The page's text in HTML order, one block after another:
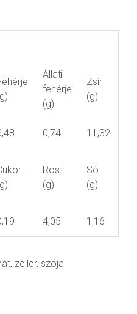
Állati
fehérje
(g)
Zsír
(g)
0,74 11,32
Rost
(g)
Só
(g)
4,05 1,16
zeller, szója